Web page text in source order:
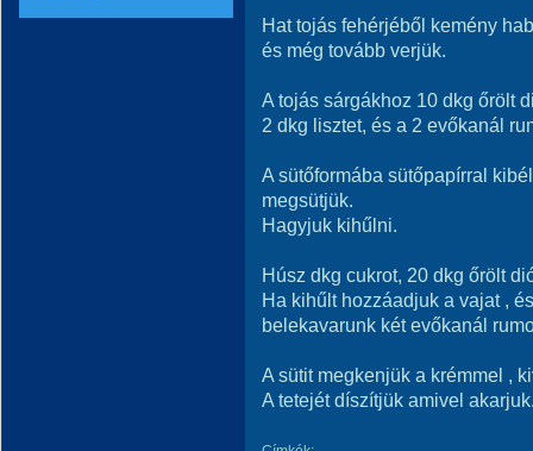
Hat tojás fehérjéből kemény
és még tovább verjük.
A tojás sárgákhoz 10 dkg őrölt
2 dkg lisztet, és a 2 evőkanál
A sütőformába sütőpapírral
megsütjük.
Hagyjuk kihűlni.
Húsz dkg cukrot, 20 dkg őrölt
Ha kihűlt hozzáadjuk a vajat ,
belekavarunk két evőkanál
A sütit megkenjük a krémmel ,
A tetejét díszítjük amivel